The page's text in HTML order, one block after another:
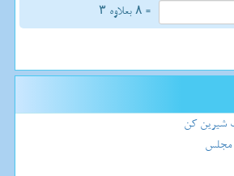
= ۸ بعلاوه ۳
شیرین کن
مجلس